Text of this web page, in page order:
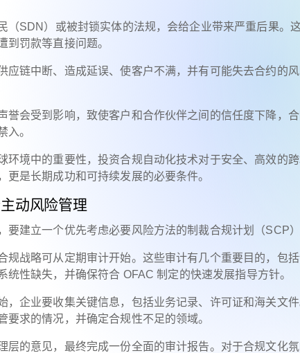
（SDN）或被封锁实体的法规，会给企业带来严重后果。
到罚款等直接问题。
应链中断、造成延误、使客户不满，并有可能失去合约的
誉会受到影响，致使客户和合作伙伴之间的信任度下降，
入。
环境中的重要性，投资合规自动化技术对于安全、高效的
更是长期成功和可持续发展的必要条件。
动风险管理
要建立一个优先考虑必要风险方法的制裁合规计划（SCP
规战略可从定期审计开始。这些审计有几个重要目的，包
统性缺失，并确保符合 OFAC 制定的快速发展指导方针。
，企业要收集关键信息，包括业务记录、许可证和海关文
要求的情况，并确定合规性不足的领域。
层的意见，最终完成一份全面的审计报告。对于合规文化